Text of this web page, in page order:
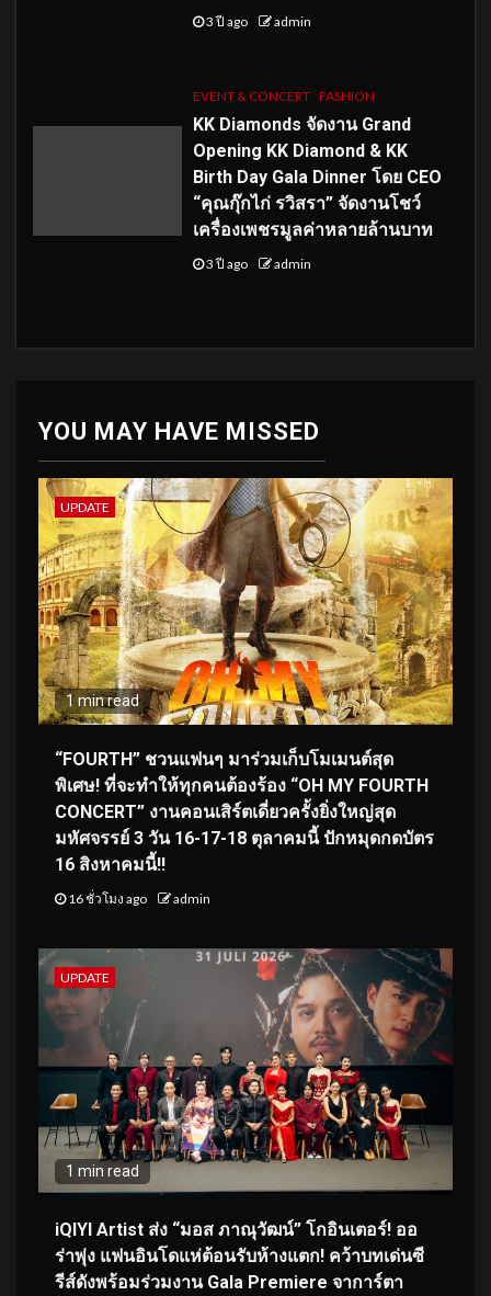
3 ปี ago admin
EVENT & CONCERT FASHION
KK Diamonds จัดงาน Grand
Opening KK Diamond & KK
Birth Day Gala Dinner โดย CEO
“คุณกุ๊กไก่ รวิสรา” จัดงานโชว์
เครื่องเพชรมูลค่าหลายล้านบาท
3 ปี ago admin
YOU MAY HAVE MISSED
UPDATE
1 min read
“FOURTH” ชวนแฟนๆ มาร่วมเก็บโมเมนต์สุด
พิเศษ! ที่จะทำให้ทุกคนต้องร้อง “OH MY FOURTH
CONCERT” งานคอนเสิร์ตเดี่ยวครั้งยิ่งใหญ่สุด
มหัศจรรย์ 3 วัน 16-17-18 ตุลาคมนี้ ปักหมุดกดบัตร
16 สิงหาคมนี้!!
16 ชั่วโมง ago admin
UPDATE
1 min read
iQIYI Artist ส่ง “มอส ภาณุวัฒน์” โกอินเตอร์! ออ
ร่าพุ่ง แฟนอินโดแห่ต้อนรับห้างแตก! คว้าบทเด่นซี
รีส์ดังพร้อมร่วมงาน Gala Premiere จาการ์ตา